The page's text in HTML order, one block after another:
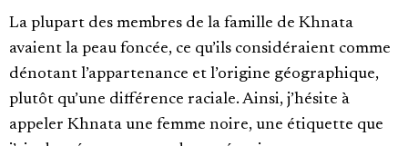
La plupart des membres de la famille de Khnata
avaient la peau foncée, ce qu’ils considéraient comme
dénotant l’appartenance et l’origine géographique,
plutôt qu’une différence raciale. Ainsi, j’hésite à
appeler Khnata une femme noire, une étiquette que